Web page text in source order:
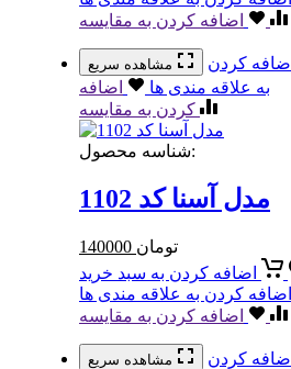
اضافه کردن به مقایسه
مشاهده سریع
اضافه کردن
به علاقه مندی ها
اضافه
کردن به مقایسه
شناسه محصول:
مدل آسنا کد 1102
140000 تومان
اضافه کردن به سبد خرید
اضافه کردن به علاقه مندی ها
اضافه کردن به مقایسه
مشاهده سریع
اضافه کردن